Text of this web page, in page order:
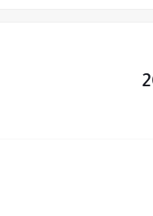
بمحافظات القاهره الكبري